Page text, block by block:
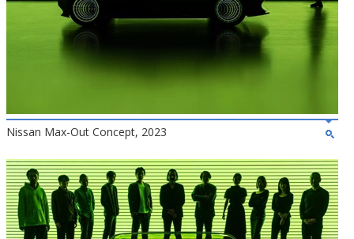
Nissan Max-Out Concept, 2023